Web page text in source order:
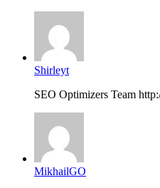
Shirleyt
SEO Optimizers Team
MikhailGO